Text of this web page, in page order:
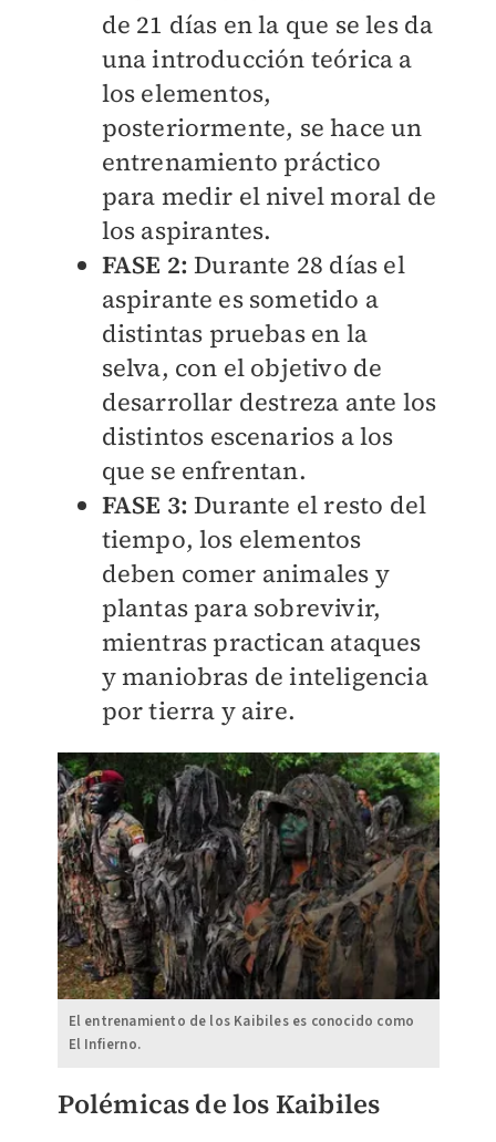
de 21 días en la que se les da
una introducción teórica a
los elementos,
posteriormente, se hace un
entrenamiento práctico
para medir el nivel moral de
los aspirantes.
FASE 2: Durante 28 días el
aspirante es sometido a
distintas pruebas en la
selva, con el objetivo de
desarrollar destreza ante los
distintos escenarios a los
que se enfrentan.
FASE 3:Durante el resto del
tiempo, los elementos
deben comer animales y
plantas para sobrevivir,
mientras practican ataques
y maniobras de inteligencia
por tierra y aire.
El entrenamiento de los Kaibiles es conocido como
El Infierno.
Polémicas de los Kaibiles